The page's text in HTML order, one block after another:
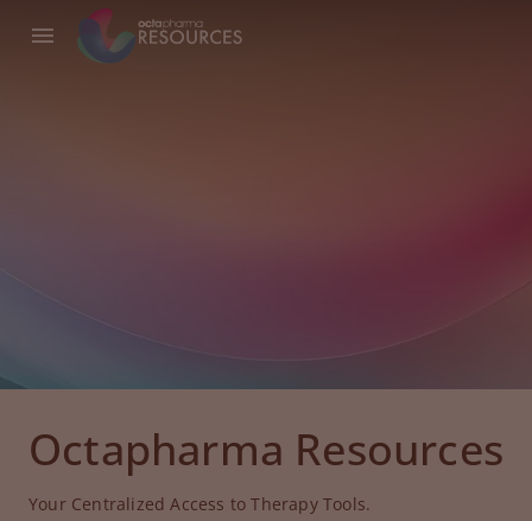
Octapharma Resources
Your Centralized Access to Therapy Tools.